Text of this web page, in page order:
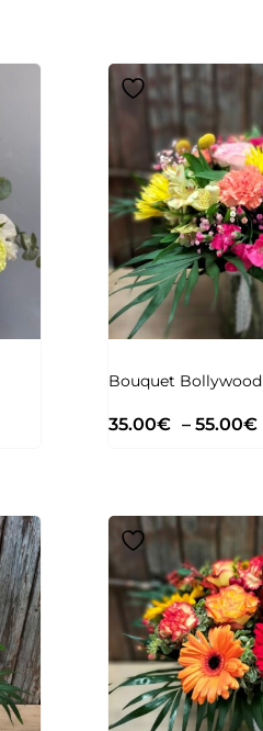
Bouquet Bollywood
35.00€ –55.00€